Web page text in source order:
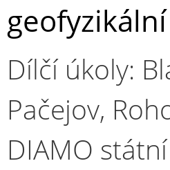
Dílčí úkoly:
Pačejov,
DIAMO